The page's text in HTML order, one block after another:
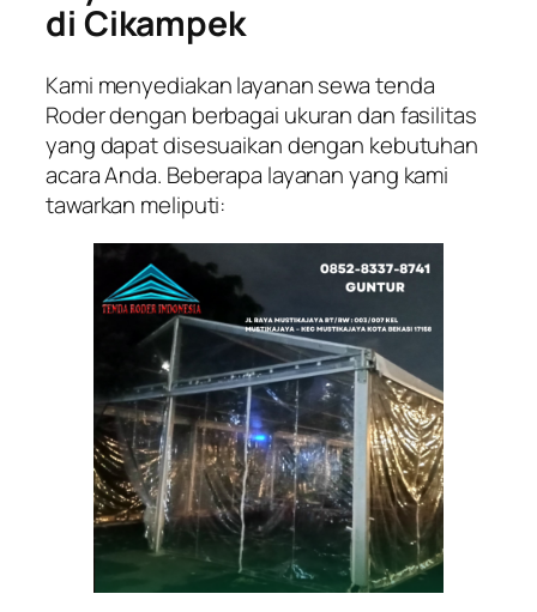
di Cikampek
Kami menyediakan layanan sewa tenda
Roder dengan berbagai ukuran dan fasilitas
yang dapat disesuaikan dengan kebutuhan
acara Anda. Beberapa layanan yang kami
tawarkan meliputi: